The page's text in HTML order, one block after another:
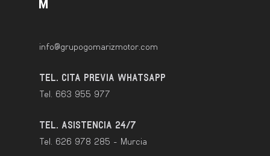
info@grupogomarizmotor.com
TEL. CITA PREVIA WHATSAPP
Tel. 663 955 977
TEL. ASISTENCIA 24/7
Tel. 626 978 285 - Murcia